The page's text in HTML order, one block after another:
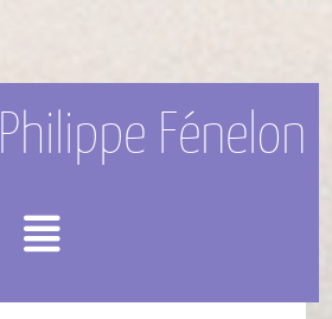
Philippe Fénelon